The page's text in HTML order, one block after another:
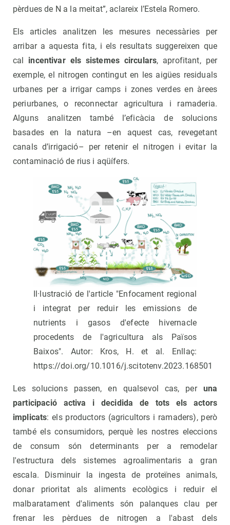
pèrdues de N a la meitat”, aclareix l’Estela Romero.
Els articles analitzen les mesures necessàries per
arribar a aquesta fita, i els resultats suggereixen que
cal incentivar els sistemes circulars, aprofitant, per
exemple, el nitrogen contingut en les aigües residuals
urbanes per a irrigar camps i zones verdes en àrees
periurbanes, o reconnectar agricultura i ramaderia.
Alguns analitzen també l’eficàcia de solucions
basades en la natura –en aquest cas, revegetant
canals d’irrigació– per retenir el nitrogen i evitar la
contaminació de rius i aqüífers.
Il·lustració de l'article "Enfocament regional
i integrat per reduir les emissions de
nutrients i gasos d'efecte hivernacle
procedents de l'agricultura als Països
Baixos". Autor: Kros, H. et al. Enllaç:
https://doi.org/10.1016/j.scitotenv.2023.168501
Les solucions passen, en qualsevol cas, per una
participació activa i decidida de tots els actors
implicats: els productors (agricultors i ramaders), però
també els consumidors, perquè les nostres eleccions
de consum són determinants per a remodelar
l'estructura dels sistemes agroalimentaris a gran
escala. Disminuir la ingesta de proteïnes animals,
donar prioritat als aliments ecològics i reduir el
malbaratament d'aliments són palanques clau per
frenar les pèrdues de nitrogen a l'abast dels